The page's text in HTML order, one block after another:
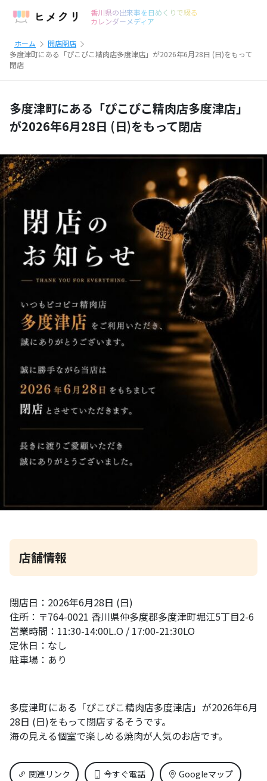
香川県の出来事を日めくりで綴る
カレンダーメディア
ホーム
開店閉店
多度津町にある「ぴこぴこ精肉店多度津店」が2026年6月28日 (日)をもって
閉店
多度津町にある「ぴこぴこ精肉店多度津店」
が2026年6月28日 (日)をもって閉店
店舗情報
閉店日：2026年6月28日 (日)
住所：〒764-0021 香川県仲多度郡多度津町堀江5丁目2-6
営業時間：11:30-14:00L.O / 17:00-21:30LO
定休日：なし
駐車場：あり
多度津町にある「ぴこぴこ精肉店多度津店」が2026年6月
28日 (日)をもって閉店するそうです。
海の見える個室で楽しめる焼肉が人気のお店です。
関連リンク 今すぐ電話 Googleマップ